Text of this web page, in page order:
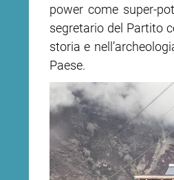
power come super-
segretario del Partito
storia e
Paese.